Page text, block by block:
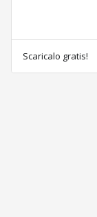
Scaricalo gratis!